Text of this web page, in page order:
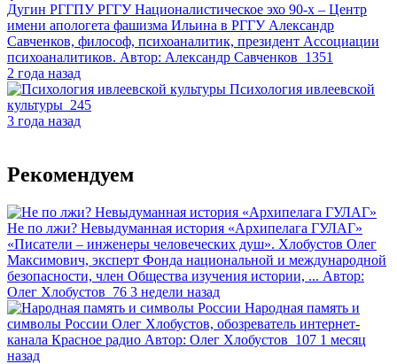
Дугин РГГПУ РГГУ Националистическое эхо 90-х – Центр
имени апологета фашизма Ильина в РГГУ Александр
Савченков, философ, психоаналитик, президент Ассоциации
психоаналитиков. Автор: Александр Савченков 1351
2 года назад
Психология ивлеевской
культуры 245
3 года назад
Рекомендуем
Не по лжи? Невыдуманная история «Архипелага ГУЛАГ»
«Писатели – инженеры человеческих душ». Хлобустов Олег
Максимович, эксперт Фонда национальной и международной
безопасности, член Общества изучения истории, ... Автор:
Олег Хлобустов 76 3 недели назад
Народная память и
символы России Олег Хлобустов, обозреватель интернет-
канала Красное радио Автор: Олег Хлобустов 107 1 месяц
назад